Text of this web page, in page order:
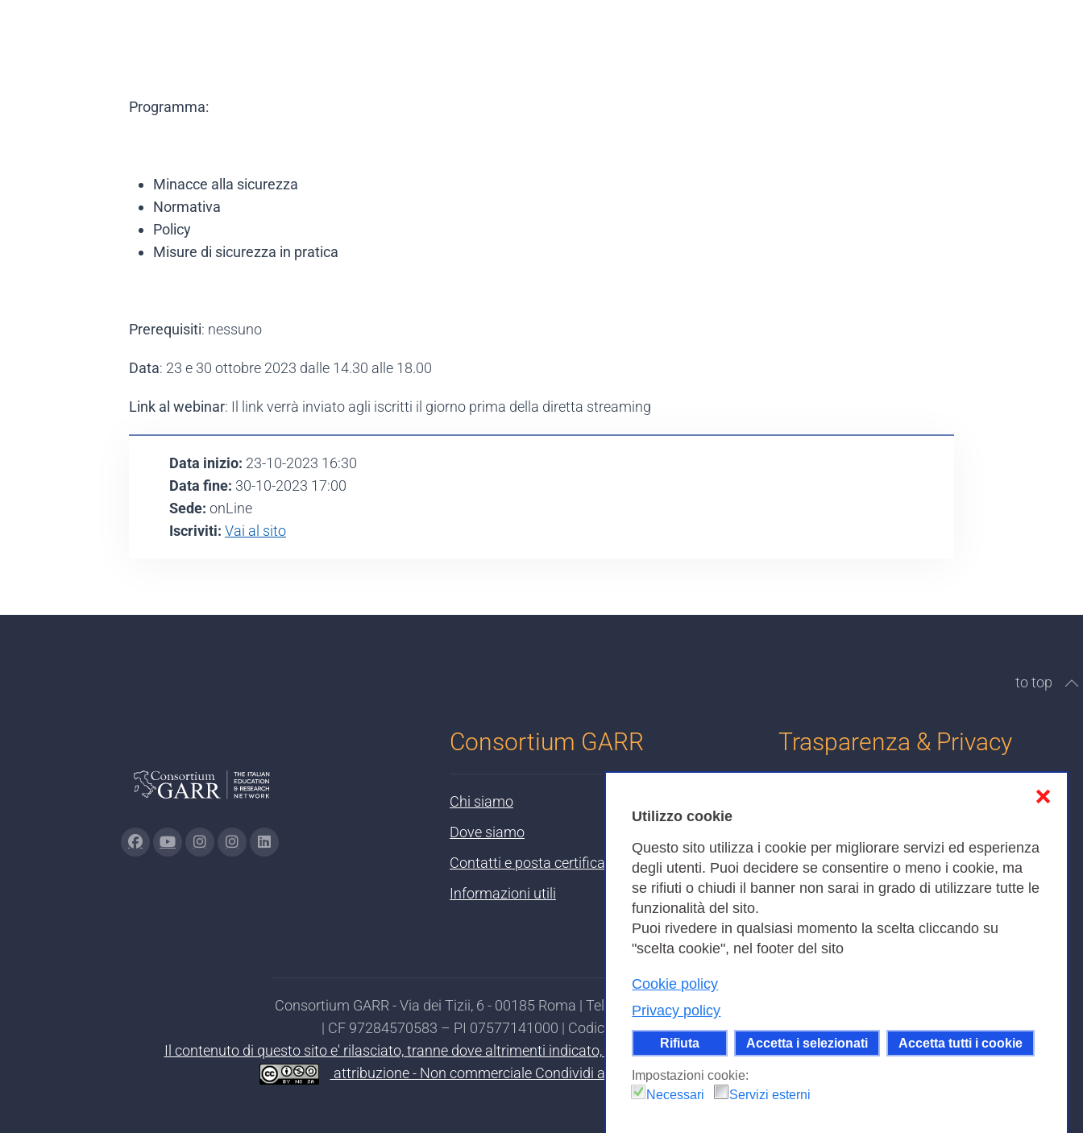
Utilizzo cookie
Questo sito utilizza i cookie per migliorare servizi ed esperienza
degli utenti. Puoi decidere se consentire o meno i cookie, ma
se rifiuti o chiudi il banner non sarai in grado di utilizzare tutte le
funzionalità del sito.
Puoi rivedere in qualsiasi momento la scelta cliccando su
"scelta cookie", nel footer del sito
Cookie policy
Privacy policy
Rifiuta Accetta i selezionati Accetta tutti i cookie
❌
Impostazioni cookie:
Necessari
Servizi esterni
Programma:
Minacce alla sicurezza
Normativa
Policy
Misure di sicurezza in pratica
Prerequisiti: nessuno
Data: 23 e 30 ottobre 2023 dalle 14.30 alle 18.00
Link al webinar: Il link verrà inviato agli iscritti il giorno prima della diretta streaming
Data inizio: 23-10-2023 16:30
Data fine: 30-10-2023 17:00
Sede: onLine
Iscriviti: Vai al sito
to top
Consortium GARR
Chi siamo
Dove siamo
Contatti e posta certificata
Informazioni utili
Trasparenza & Privacy
Amministrazione trasparente
Bandi di Gara
Consortium GARR - Via dei Tizii, 6 - 00185 Roma | Tel. 0649622000 - Fax 0649622044
| CF 97284570583 – PI 07577141000 | Codice Destinatario 7EU9KEU |
Il contenuto di questo sito e' rilasciato, tranne dove altrimenti indicato, secondo i termini della licenza Creative Commons
attribuzione - Non commerciale Condividi allo stesso modo 4.0 Internazionale.